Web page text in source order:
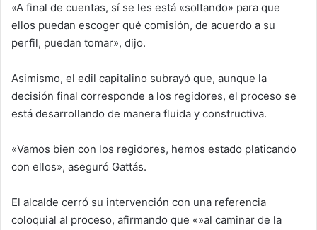
«A final de cuentas, sí se les está «soltando» para que
ellos puedan escoger qué comisión, de acuerdo a su
perfil, puedan tomar», dijo.
Asimismo, el edil capitalino subrayó que, aunque la
decisión final corresponde a los regidores, el proceso se
está desarrollando de manera fluida y constructiva.
«Vamos bien con los regidores, hemos estado platicando
con ellos», aseguró Gattás.
El alcalde cerró su intervención con una referencia
coloquial al proceso, afirmando que «»al caminar de la